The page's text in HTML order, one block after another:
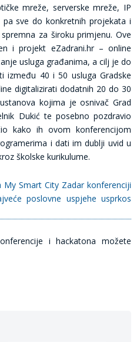
mreže, serverske mreže, IP
sve do konkretnih projekata i
za široku primjenu. Ove
i projekt eZadrani.hr – online
usluga građanima, a cilj je do
između 40 i 50 usluga Gradske
digitalizirati dodatnih 20 do 30
kojima je osnivač Grad
Dukić te posebno pozdravio
kako ih ovom konferencijom
i dati im dublji uvid u
školske kurikulume.
Smart City Zadar konferenciji
poslovne uspjehe usprkos
i hackatona možete